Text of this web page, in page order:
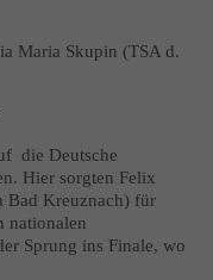
Maria Skupin (TSA d.
die Deutsche
Hier sorgten Felix
Bad Kreuznach) für
nationalen
Sprung ins Finale, wo